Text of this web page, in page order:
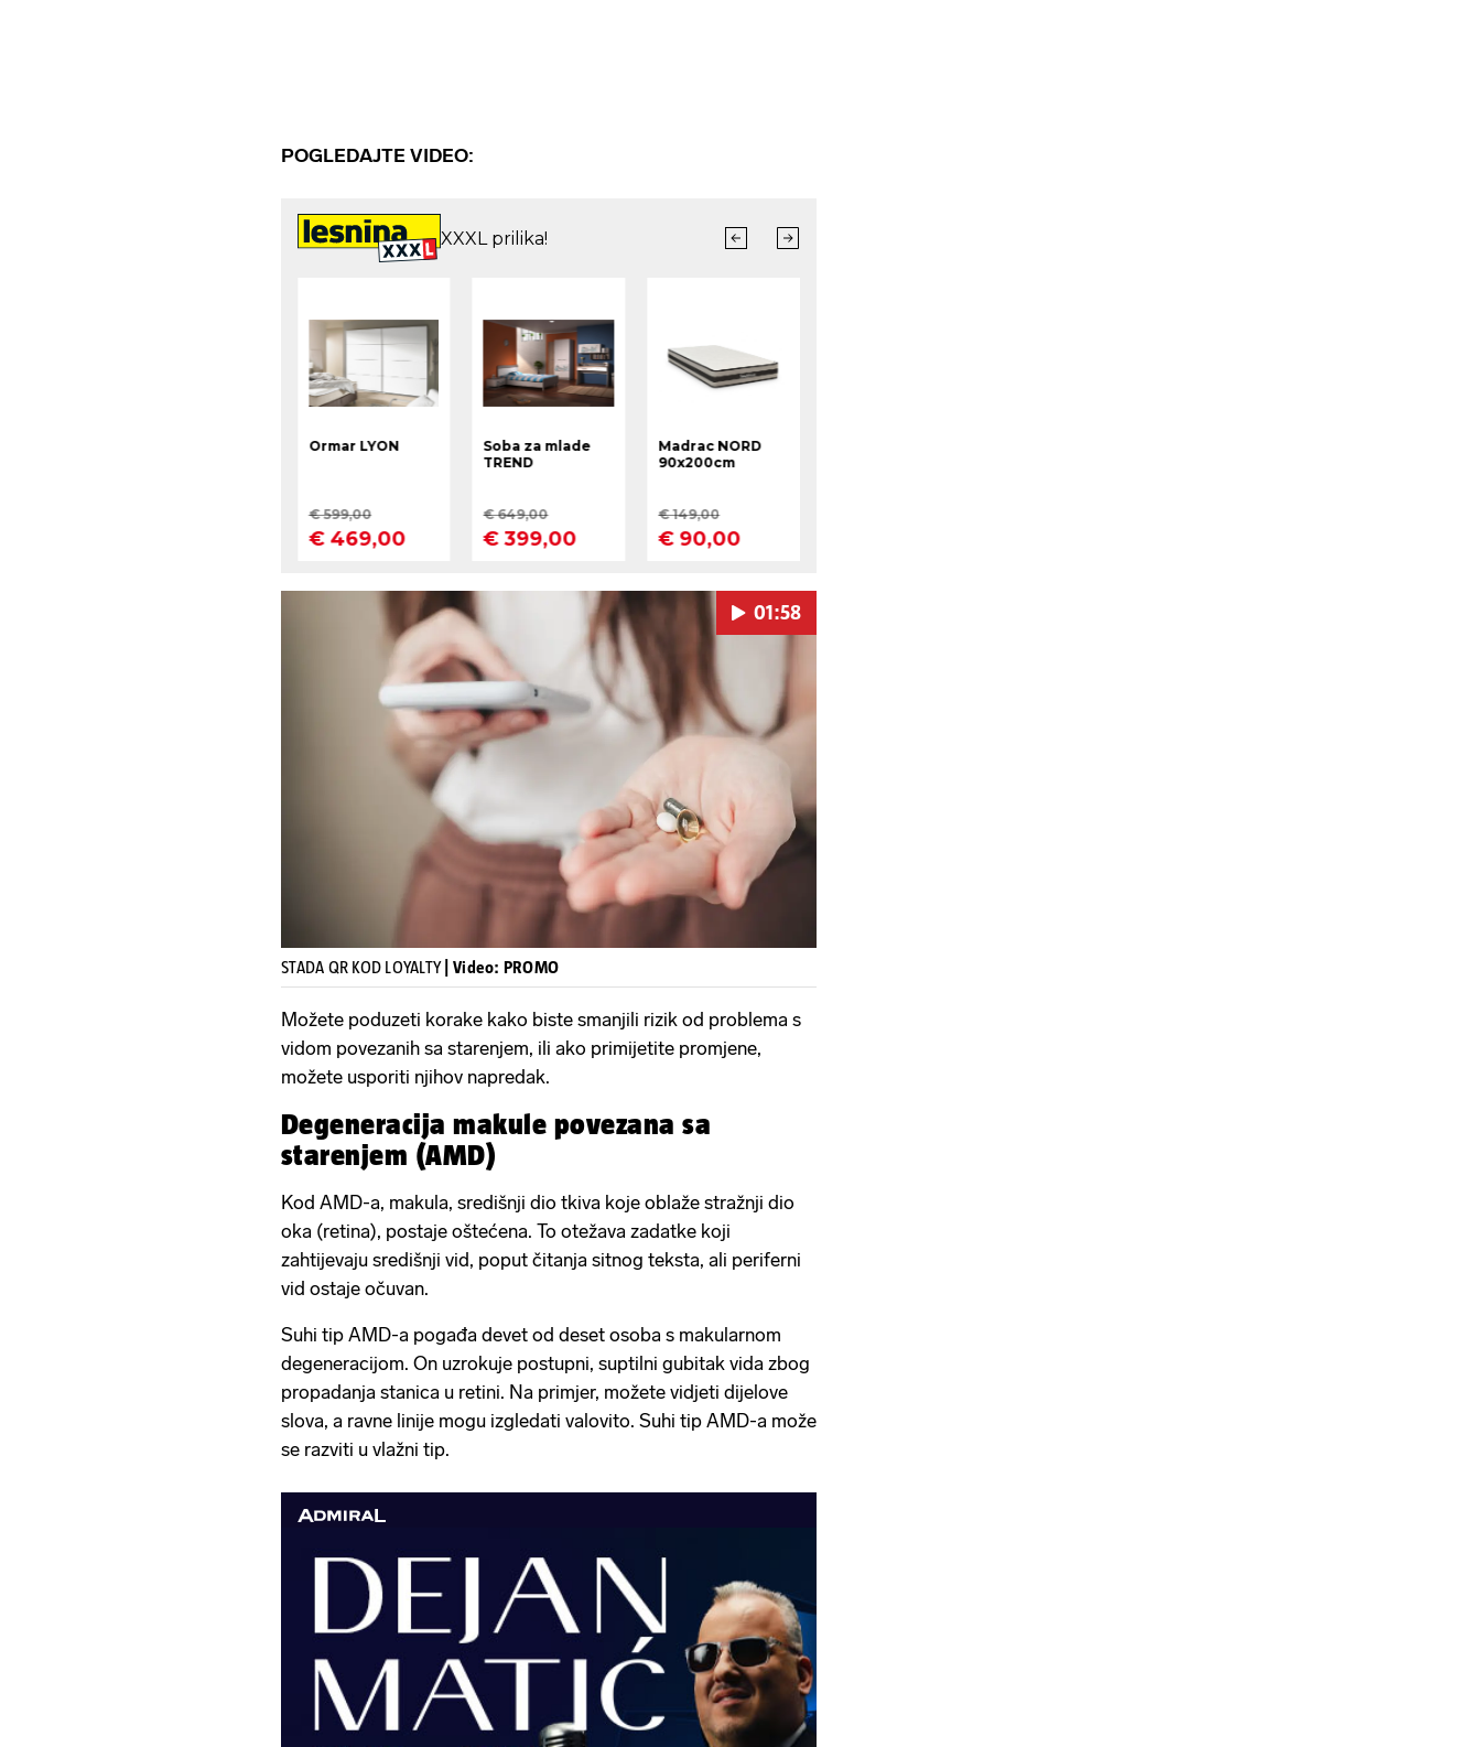
POGLEDAJTE VIDEO:
01:58
STADA QR KOD LOYALTY | Video: PROMO
Možete poduzeti korake kako biste smanjili rizik od problema s
vidom povezanih sa starenjem, ili ako primijetite promjene,
možete usporiti njihov napredak.
Degeneracija makule povezana sa
starenjem (AMD)
Kod AMD-a, makula, središnji dio tkiva koje oblaže stražnji dio
oka (retina), postaje oštećena. To otežava zadatke koji
zahtijevaju središnji vid, poput čitanja sitnog teksta, ali periferni
vid ostaje očuvan.
Suhi tip AMD-a pogađa devet od deset osoba s makularnom
degeneracijom. On uzrokuje postupni, suptilni gubitak vida zbog
propadanja stanica u retini. Na primjer, možete vidjeti dijelove
slova, a ravne linije mogu izgledati valovito. Suhi tip AMD-a može
se razviti u vlažni tip.